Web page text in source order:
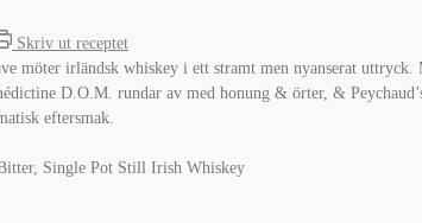
Skriv ut receptet
möter irländsk whiskey i ett stramt men nyanserat
D.O.M. rundar av med honung & örter, &
eftersmak.
Single Pot Still Irish Whiskey